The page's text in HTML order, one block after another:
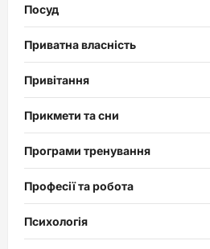
Посуд
Приватна власність
Привітання
Прикмети та сни
Програми тренування
Професії та робота
Психологія